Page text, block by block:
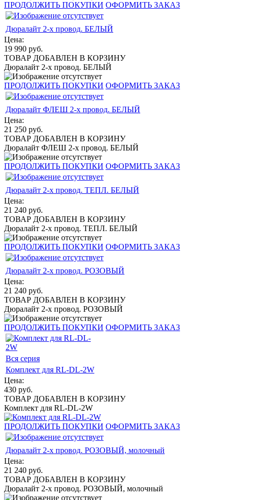
ПРОДОЛЖИТЬ ПОКУПКИ ОФОРМИТЬ ЗАКАЗ
Дюралайт 2-х провод. БЕЛЫЙ
Цена:
19 990 руб.
ТОВАР ДОБАВЛЕН В КОРЗИНУ
Дюралайт 2-х провод. БЕЛЫЙ
ПРОДОЛЖИТЬ ПОКУПКИ ОФОРМИТЬ ЗАКАЗ
Дюралайт ФЛЕШ 2-х провод. БЕЛЫЙ
Цена:
21 250 руб.
ТОВАР ДОБАВЛЕН В КОРЗИНУ
Дюралайт ФЛЕШ 2-х провод. БЕЛЫЙ
ПРОДОЛЖИТЬ ПОКУПКИ ОФОРМИТЬ ЗАКАЗ
Дюралайт 2-х провод. ТЕПЛ. БЕЛЫЙ
Цена:
21 240 руб.
ТОВАР ДОБАВЛЕН В КОРЗИНУ
Дюралайт 2-х провод. ТЕПЛ. БЕЛЫЙ
ПРОДОЛЖИТЬ ПОКУПКИ ОФОРМИТЬ ЗАКАЗ
Дюралайт 2-х провод. РОЗОВЫЙ
Цена:
21 240 руб.
ТОВАР ДОБАВЛЕН В КОРЗИНУ
Дюралайт 2-х провод. РОЗОВЫЙ
ПРОДОЛЖИТЬ ПОКУПКИ ОФОРМИТЬ ЗАКАЗ
Вся серия
Комплект для RL-DL-2W
Цена:
430 руб.
ТОВАР ДОБАВЛЕН В КОРЗИНУ
Комплект для RL-DL-2W
ПРОДОЛЖИТЬ ПОКУПКИ ОФОРМИТЬ ЗАКАЗ
Дюралайт 2-х провод. РОЗОВЫЙ, молочный
Цена:
21 240 руб.
ТОВАР ДОБАВЛЕН В КОРЗИНУ
Дюралайт 2-х провод. РОЗОВЫЙ, молочный